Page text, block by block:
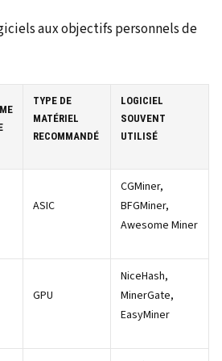
aux objectifs personnels de
TYPE DE
MATÉRIEL
RECOMMANDÉ
LOGICIEL
SOUVENT
UTILISÉ
ASIC
CGMiner,
BFGMiner,
Awesome Miner
GPU
NiceHash,
MinerGate,
EasyMiner